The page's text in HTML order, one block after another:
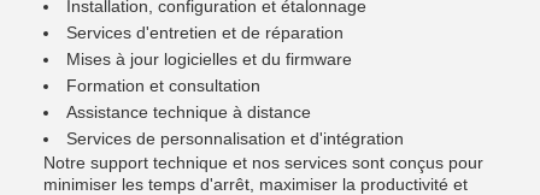
Installation, configuration et étalonnage
Services d'entretien et de réparation
Mises à jour logicielles et du firmware
Formation et consultation
Assistance technique à distance
Services de personnalisation et d'intégration
Notre support technique et nos services sont conçus pour
minimiser les temps d'arrêt, maximiser la productivité et